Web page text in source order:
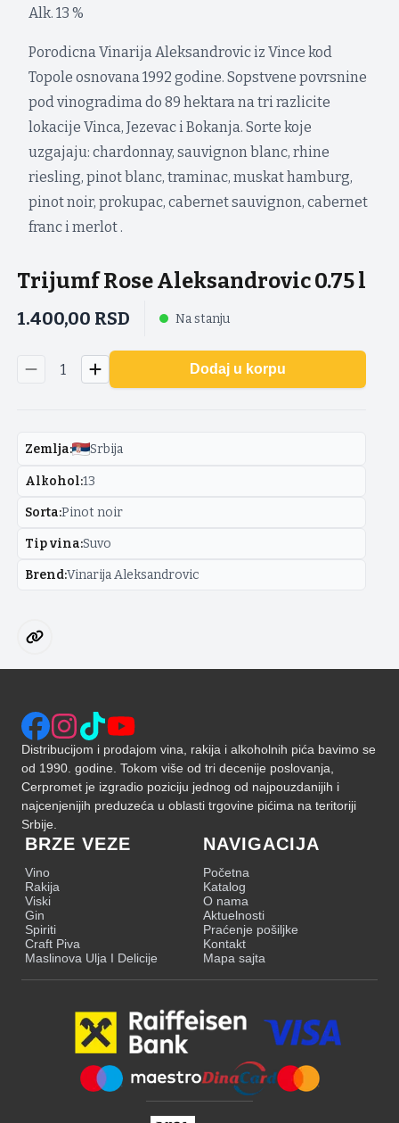
Alk. 13 %
Porodicna Vinarija Aleksandrovic iz Vince kod
Topole osnovana 1992 godine. Sopstvene povrsnine
pod vinogradima do 89 hektara na tri razlicite
lokacije Vinca, Jezevac i Bokanja. Sorte koje
uzgajaju: chardonnay, sauvignon blanc, rhine
riesling, pinot blanc, traminac, muskat hamburg,
pinot noir, prokupac, cabernet sauvignon, cabernet
franc i merlot .
Trijumf Rose Aleksandrovic 0.75 l
1.400,00 RSD Na stanju
1 Dodaj u korpu
Zemlja: Srbija
Alkohol:13
Sorta:Pinot noir
Tip vina:Suvo
Brend:Vinarija Aleksandrovic
Distribucijom i prodajom vina, rakija i alkoholnih pića bavimo se
od 1990. godine. Tokom više od tri decenije poslovanja,
Cerpromet je izgradio poziciju jednog od najpouzdanijih i
najcenjenijih preduzeća u oblasti trgovine pićima na teritoriji
Srbije.
BRZE VEZE
Vino
Rakija
Viski
Gin
Spiriti
Craft Piva
Maslinova Ulja I Delicije
NAVIGACIJA
Početna
Katalog
O nama
Aktuelnosti
Praćenje pošiljke
Kontakt
Mapa sajta